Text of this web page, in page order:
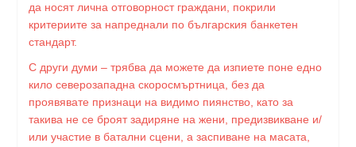
да носят лична отговорност граждани, покрили
критериите за напреднали по българския банкетен
стандарт.
С други думи – трябва да можете да изпиете поне едно
кило северозападна скоросмъртница, без да
проявявате признаци на видимо пиянство, като за
такива не се броят задиряне на жени, предизвикване и/
или участие в батални сцени, а заспиване на масата,